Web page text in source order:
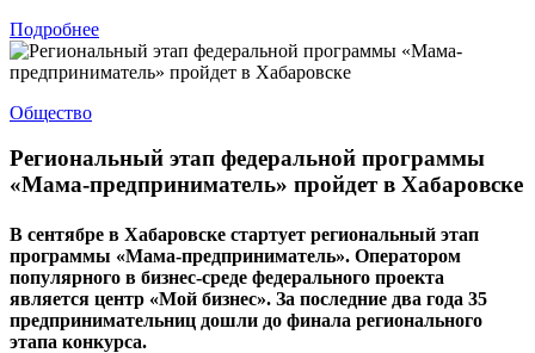
Подробнее
Общество
Региональный этап федеральной программы
«Мама-предприниматель» пройдет в Хабаровске
В сентябре в Хабаровске стартует региональный этап
программы «Мама-предприниматель». Оператором
популярного в бизнес-среде федерального проекта
является центр «Мой бизнес». За последние два года 35
предпринимательниц дошли до финала регионального
этапа конкурса.